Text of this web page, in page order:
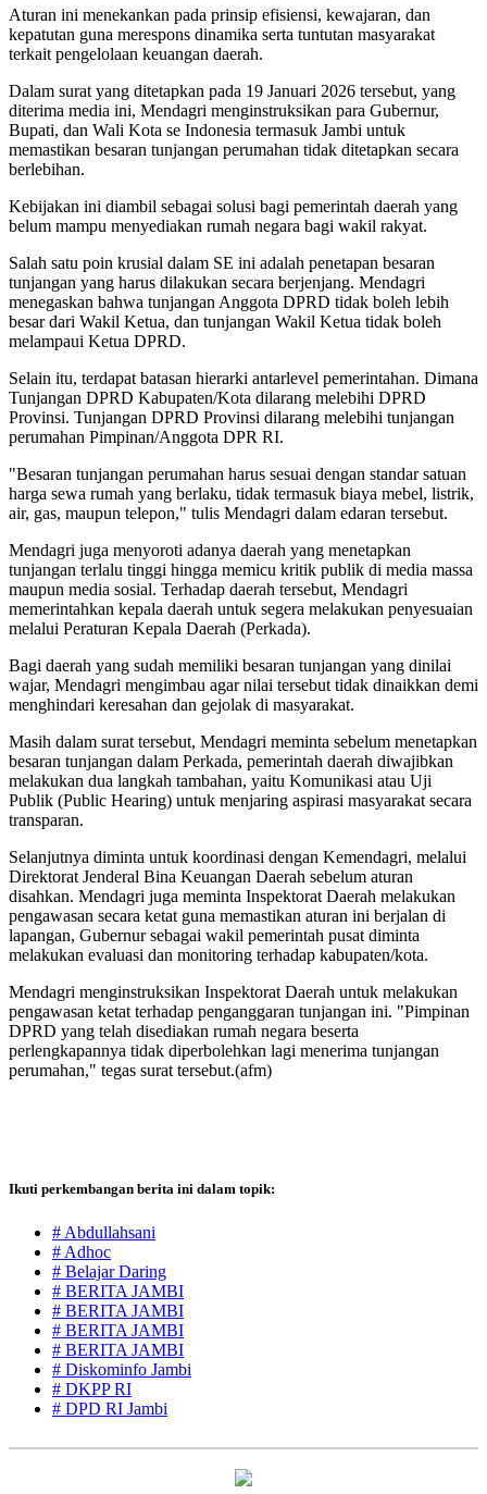
Aturan ini menekankan pada prinsip efisiensi, kewajaran, dan
kepatutan guna merespons dinamika serta tuntutan masyarakat
terkait pengelolaan keuangan daerah.
Dalam surat yang ditetapkan pada 19 Januari 2026 tersebut, yang
diterima media ini, Mendagri menginstruksikan para Gubernur,
Bupati, dan Wali Kota se Indonesia termasuk Jambi untuk
memastikan besaran tunjangan perumahan tidak ditetapkan secara
berlebihan.
Kebijakan ini diambil sebagai solusi bagi pemerintah daerah yang
belum mampu menyediakan rumah negara bagi wakil rakyat.
Salah satu poin krusial dalam SE ini adalah penetapan besaran
tunjangan yang harus dilakukan secara berjenjang. Mendagri
menegaskan bahwa tunjangan Anggota DPRD tidak boleh lebih
besar dari Wakil Ketua, dan tunjangan Wakil Ketua tidak boleh
melampaui Ketua DPRD.
Selain itu, terdapat batasan hierarki antarlevel pemerintahan. Dimana
Tunjangan DPRD Kabupaten/Kota dilarang melebihi DPRD
Provinsi. Tunjangan DPRD Provinsi dilarang melebihi tunjangan
perumahan Pimpinan/Anggota DPR RI.
"Besaran tunjangan perumahan harus sesuai dengan standar satuan
harga sewa rumah yang berlaku, tidak termasuk biaya mebel, listrik,
air, gas, maupun telepon," tulis Mendagri dalam edaran tersebut.
Mendagri juga menyoroti adanya daerah yang menetapkan
tunjangan terlalu tinggi hingga memicu kritik publik di media massa
maupun media sosial. Terhadap daerah tersebut, Mendagri
memerintahkan kepala daerah untuk segera melakukan penyesuaian
melalui Peraturan Kepala Daerah (Perkada).
Bagi daerah yang sudah memiliki besaran tunjangan yang dinilai
wajar, Mendagri mengimbau agar nilai tersebut tidak dinaikkan demi
menghindari keresahan dan gejolak di masyarakat.
Masih dalam surat tersebut, Mendagri meminta sebelum menetapkan
besaran tunjangan dalam Perkada, pemerintah daerah diwajibkan
melakukan dua langkah tambahan, yaitu Komunikasi atau Uji
Publik (Public Hearing) untuk menjaring aspirasi masyarakat secara
transparan.
Selanjutnya diminta untuk koordinasi dengan Kemendagri, melalui
Direktorat Jenderal Bina Keuangan Daerah sebelum aturan
disahkan. Mendagri juga meminta Inspektorat Daerah melakukan
pengawasan secara ketat guna memastikan aturan ini berjalan di
lapangan, Gubernur sebagai wakil pemerintah pusat diminta
melakukan evaluasi dan monitoring terhadap kabupaten/kota.
Mendagri menginstruksikan Inspektorat Daerah untuk melakukan
pengawasan ketat terhadap penganggaran tunjangan ini. "Pimpinan
DPRD yang telah disediakan rumah negara beserta
perlengkapannya tidak diperbolehkan lagi menerima tunjangan
perumahan," tegas surat tersebut.(afm)
Ikuti perkembangan berita ini dalam topik:
# Abdullahsani
# Adhoc
# Belajar Daring
# BERITA JAMBI
# BERITA JAMBI
# BERITA JAMBI
# BERITA JAMBI
# Diskominfo Jambi
# DKPP RI
# DPD RI Jambi